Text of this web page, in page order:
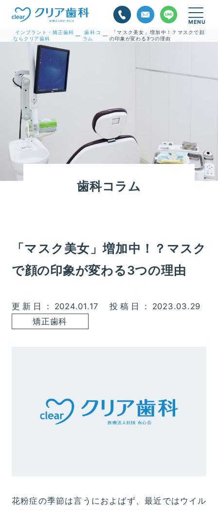
インプラント・矯正歯科
ならクリア歯科
—
歯科コ
ラム
—
「マスク美女」増加中！？マスクで顔
の印象が変わる3つの理由
歯科コラム
「マスク美女」増加中！？マスク
で顔の印象が変わる3つの理由
更新日：2024.01.17
投稿日：2023.03.29
矯正歯科
花粉症の季節は言うにおよばず、最近ではウイル